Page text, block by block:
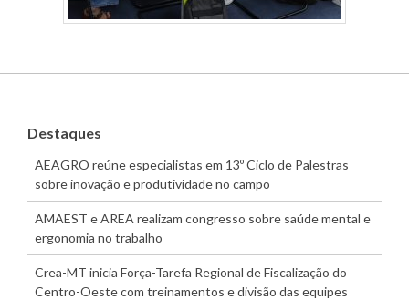
Destaques
AEAGRO reúne especialistas em 13º Ciclo de Palestras
sobre inovação e produtividade no campo
AMAEST e AREA realizam congresso sobre saúde mental e
ergonomia no trabalho
Crea-MT inicia Força-Tarefa Regional de Fiscalização do
Centro-Oeste com treinamentos e divisão das equipes